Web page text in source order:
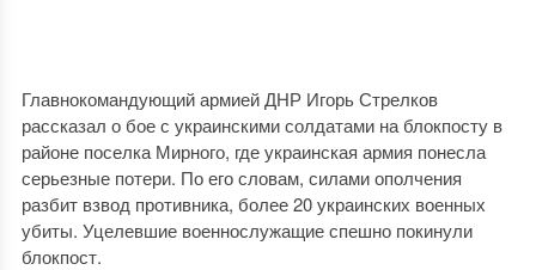
Главнокомандующий армией ДНР Игорь Стрелков
рассказал о бое с украинскими солдатами на блокпосту в
районе поселка Мирного, где украинская армия понесла
серьезные потери. По его словам, силами ополчения
разбит взвод противника, более 20 украинских военных
убиты. Уцелевшие военнослужащие спешно покинули
блокпост.